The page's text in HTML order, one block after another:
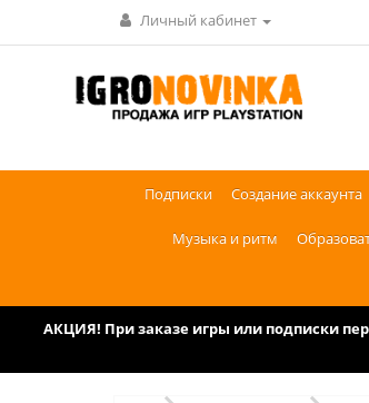
Личный кабинет
Подписки Создание аккаунта
Музыка и ритм
АКЦИЯ! При заказе игры или подписки